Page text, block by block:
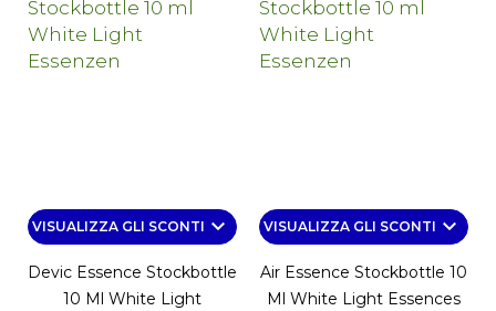
VISUALIZZA GLI SCONTI keyboard_arrow_down
Devic Essence Stockbottle
10 Ml White Light
VISUALIZZA GLI SCONTI keyboard_arrow_down
Air Essence Stockbottle 10
Ml White Light Essences